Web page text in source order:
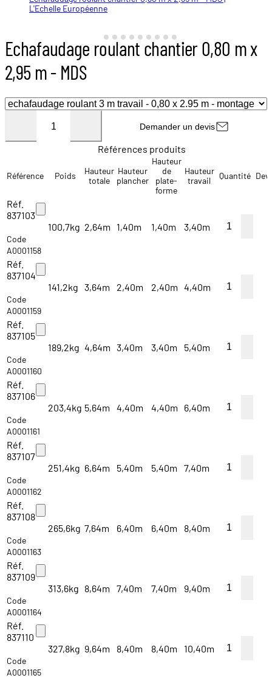
L'Echelle Européenne
L'Echelle Européenne
L'Echelle Européenne
L'Echelle Européenne
L'Echelle Européenne
L'Echelle Européenne
L'Echelle Européenne
L'Echelle Européenne
L'Echelle Européenne
Echafaudage roulant chantier 0,80 m x
2,95 m - MDS
Demander un devis
Références produits
Référence Poids
Hauteur
totale
Hauteur
plancher
Hauteur
de
plate-
forme
Hauteur
travail
Quantité
Réf.
837103
Code
A0001158
100,7kg 2,64m 1,40m 1,40m 3,40m
Réf.
837104
Code
A0001159
141,2kg 3,64m 2,40m 2,40m 4,40m
Réf.
837105
Code
A0001160
189,2kg 4,64m 3,40m 3,40m 5,40m
Réf.
837106
Code
A0001161
203,4kg 5,64m 4,40m 4,40m 6,40m
Réf.
837107
Code
A0001162
251,4kg 6,64m 5,40m 5,40m 7,40m
Réf.
837108
Code
A0001163
265,6kg 7,64m 6,40m 6,40m 8,40m
Réf.
837109
Code
A0001164
313,6kg 8,64m 7,40m 7,40m 9,40m
Réf.
837110
Code
A0001165
327,8kg 9,64m 8,40m 8,40m 10,40m